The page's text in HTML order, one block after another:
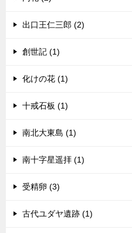
出口王仁三郎 (2)
創世記 (1)
化けの花 (1)
十戒石板 (1)
南北大東島 (1)
南十字星遥拝 (1)
受精卵 (3)
古代ユダヤ遺跡 (1)